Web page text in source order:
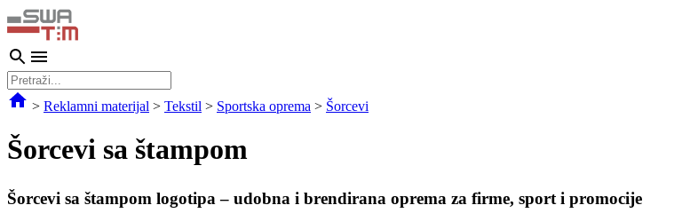
> Reklamni materijal > Tekstil > Sportska oprema > Šorcevi
Šorcevi sa štampom
Šorcevi sa štampom logotipa – udobna i brendirana oprema za firme, sport i promocije